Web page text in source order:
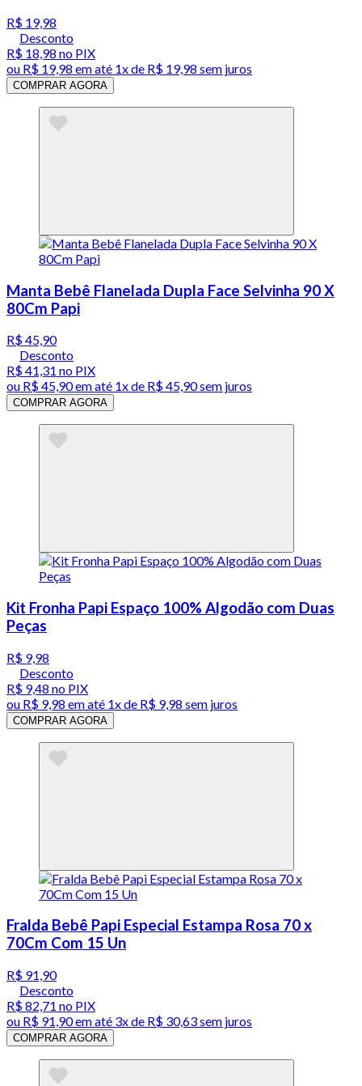
R$ 19,98
Desconto
R$ 18,98 no PIX
ou R$ 19,98 em até 1x de R$ 19,98 sem juros
COMPRAR AGORA
Manta Bebê Flanelada Dupla Face Selvinha 90 X
80Cm Papi
R$ 45,90
Desconto
R$ 41,31 no PIX
ou R$ 45,90em até 1x de R$ 45,90sem juros
COMPRAR AGORA
Kit Fronha Papi Espaço 100% Algodão com Duas
Peças
R$ 9,98
Desconto
R$ 9,48 no PIX
ou R$ 9,98 em até 1x de R$ 9,98 sem juros
COMPRAR AGORA
Fralda Bebê Papi Especial Estampa Rosa 70 x
70Cm Com 15 Un
R$ 91,90
Desconto
R$ 82,71 no PIX
ou R$ 91,90em até 3x de R$ 30,63 sem juros
COMPRAR AGORA